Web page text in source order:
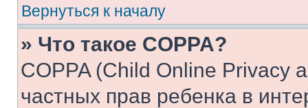
Вернуться к началу
» Что такое COPPA?
COPPA (Child Online Privacy
частных прав ребенка в